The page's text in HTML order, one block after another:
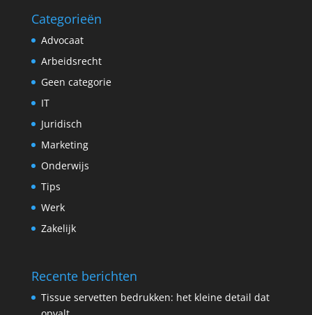
Categorieën
Advocaat
Arbeidsrecht
Geen categorie
IT
Juridisch
Marketing
Onderwijs
Tips
Werk
Zakelijk
Recente berichten
Tissue servetten bedrukken: het kleine detail dat